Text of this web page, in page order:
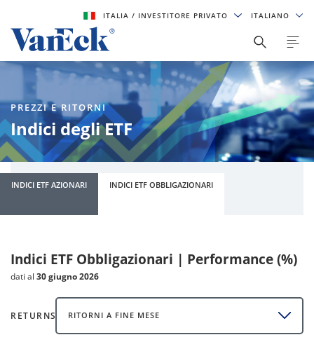
ITALIA/ INVESTITORE PRIVATO ITALIANO
PREZZI E RITORNI
Indici degli ETF
INDICI ETF AZIONARI INDICI ETF OBBLIGAZIONARI
Indici ETF Obbligazionari | Performance (%)
dati al 30 giugno 2026
RETURNS RITORNI A FINE MESE